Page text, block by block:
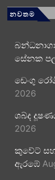
නවතම
සේනක
ඩෙංගු
2026
ශබ්ද
2026
කුවේට්
ඇරඹේ